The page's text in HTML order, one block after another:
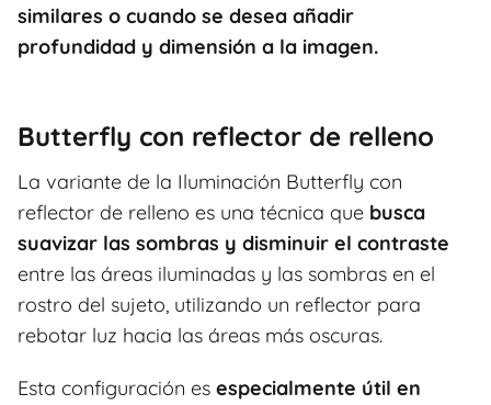
similares o cuando se desea añadir
profundidad y dimensión a la imagen.
Butterfly con reflector de relleno
La variante de la Iluminación Butterfly con
reflector de relleno es una técnica que busca
suavizar las sombras y disminuir el contraste
entre las áreas iluminadas y las sombras en el
rostro del sujeto, utilizando un reflector para
rebotar luz hacia las áreas más oscuras.
Esta configuración es especialmente útil en